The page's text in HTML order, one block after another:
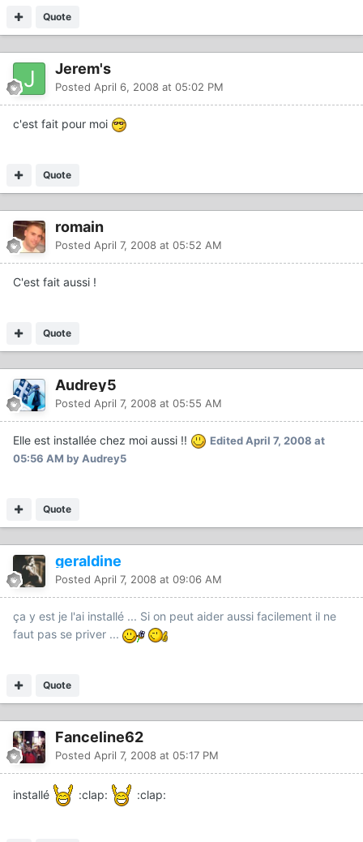
Quote
Jerem's
Posted April 6, 2008 at 05:02 PM
c'est fait pour moi
Quote
romain
Posted April 7, 2008 at 05:52 AM
C'est fait aussi !
Quote
Audrey5
Posted April 7, 2008 at 05:55 AM
Elle est installée chez moi aussi !! EditedApril 7, 2008 at
05:56 AM by Audrey5
Quote
geraldine
Posted April 7, 2008 at 09:06 AM
ça y est je l'ai installé ... Si on peut aider aussi facilement il ne
faut pas se priver ...
Quote
Fanceline62
Posted April 7, 2008 at 05:17 PM
installé :clap: :clap: